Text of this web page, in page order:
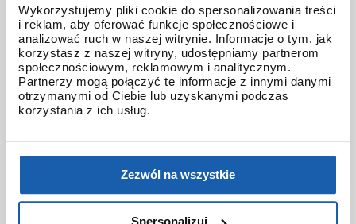
Wykorzystujemy pliki cookie do spersonalizowania treści
i reklam, aby oferować funkcje społecznościowe i
analizować ruch w naszej witrynie. Informacje o tym, jak
korzystasz z naszej witryny, udostępniamy partnerom
społecznościowym, reklamowym i analitycznym.
Partnerzy mogą połączyć te informacje z innymi danymi
otrzymanymi od Ciebie lub uzyskanymi podczas
korzystania z ich usług.
Zezwól na wszystkie
jak skrócić bransoletę w g-shock?
jak ustawić zegarek g-shock ga-2100?
jak włączyć podświetlenie w zegarku
jak wymienić baterię gshock?
jak zmienić czas w zegarku g-shock?
jaki g-shock wybrać
jaki zegarek damski kupić
jaki zegarek g-shock wybrać